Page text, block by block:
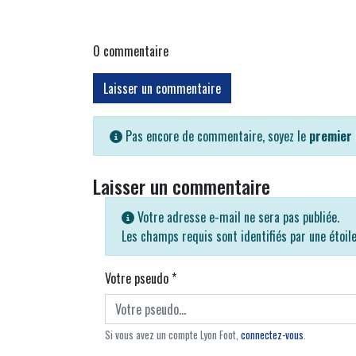
0 commentaire
Laisser un commentaire
Pas encore de commentaire, soyez le premier
Laisser un commentaire
Votre adresse e-mail ne sera pas publiée.
Les champs requis sont identifiés par une étoile
Votre pseudo*
Si vous avez un compte Lyon Foot, connectez-vous